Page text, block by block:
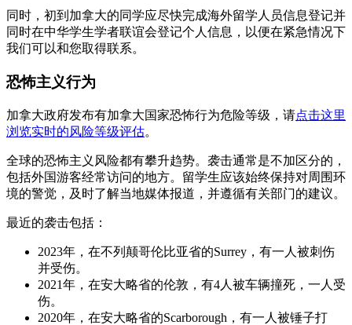
同时，初到加拿大的同学应尽快完成海外留学人员信息登记并
同时在中华学生学者联谊会登记个人信息，以便在紧急情况下
我们可以和您取得联系。
恐怖主义行为
加拿大政府发布有加拿大国家恐怖行为危险等级，请点击这里
浏览实时的风险等级评估。
全球的恐怖主义风险都有攀升趋势。袭击通常是不加区分的，
包括外国游客经常访问的地方。留学生应该始终保持对周围环
境的警觉，及时了解当地媒体报道，并遵循有关部门的建议。
最近的袭击包括：
2023年，在不列颠哥伦比亚省的Surrey，有一人被刺伤
并受伤。
2021年，在安大略省的伦敦，有4人被车辆撞死，一人受
伤。
2020年，在安大略省的Scarborough，有一人被锤子打